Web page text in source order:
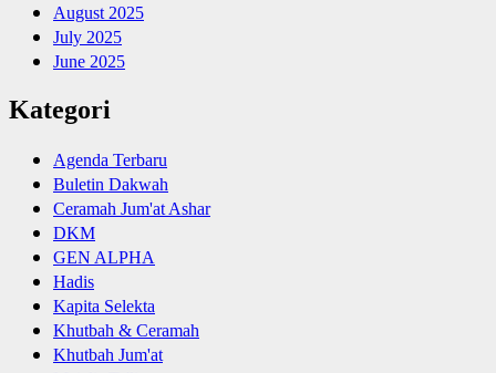
August 2025
July 2025
June 2025
Kategori
Agenda Terbaru
Buletin Dakwah
Ceramah Jum'at Ashar
DKM
GEN ALPHA
Hadis
Kapita Selekta
Khutbah & Ceramah
Khutbah Jum'at